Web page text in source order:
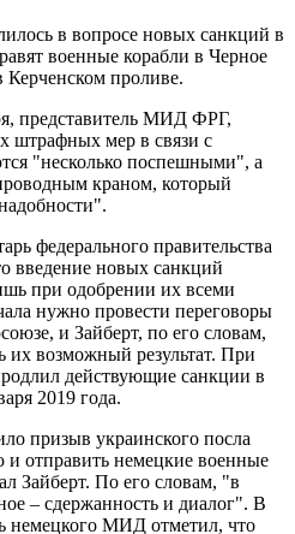
в вопросе новых санкций в
военные корабли в Черное
Керченском проливе.
представитель МИД ФРГ,
штрафных мер в связи с
"несколько поспешными", а
краном, который
федерального правительства
введение новых санкций
при одобрении их всеми
нужно провести переговоры
и Зайберт, по его словам,
их возможный результат. При
действующие санкции в
2019 года.
призыв украинского посла
и отправить немецкие военные
Зайберт. По его словам, "в
– сдержанность и диалог". В
немецкого МИД отметил, что